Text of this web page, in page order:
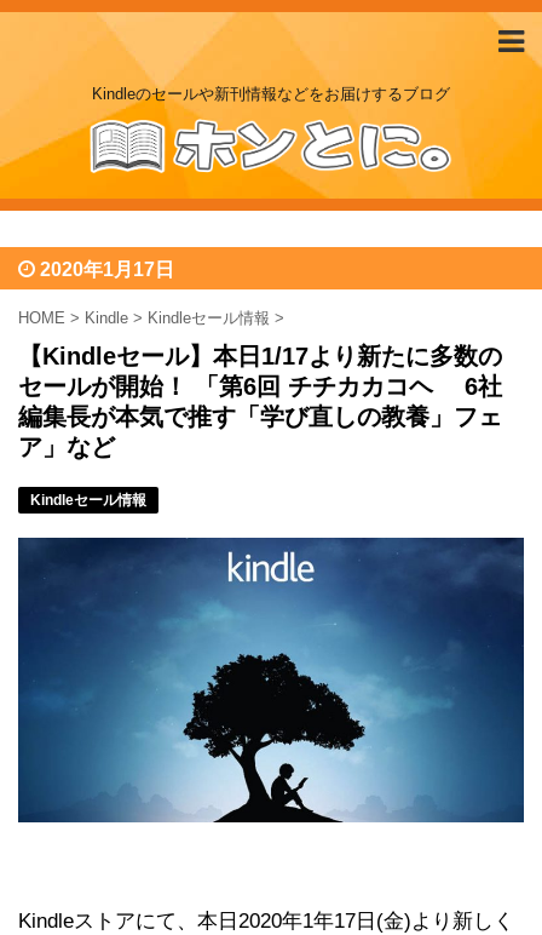
Kindleのセールや新刊情報などをお届けするブログ
2020年1月17日
HOME > Kindle > Kindleセール情報 >
【Kindleセール】本日1/17より新たに多数の
セールが開始！ 「第6回 チチカカコヘ 6社
編集長が本気で推す「学び直しの教養」フェ
ア」など
Kindleセール情報
Kindleストアにて、本日2020年1年17日(金)より新しく